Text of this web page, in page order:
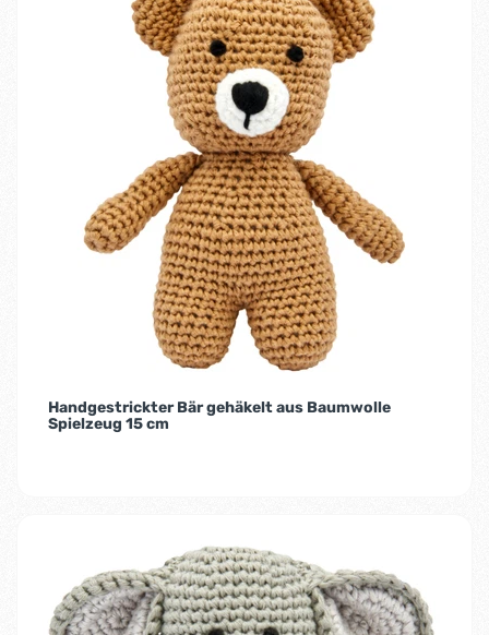
Handgestrickter Bär gehäkelt aus Baumwolle
Spielzeug 15 cm